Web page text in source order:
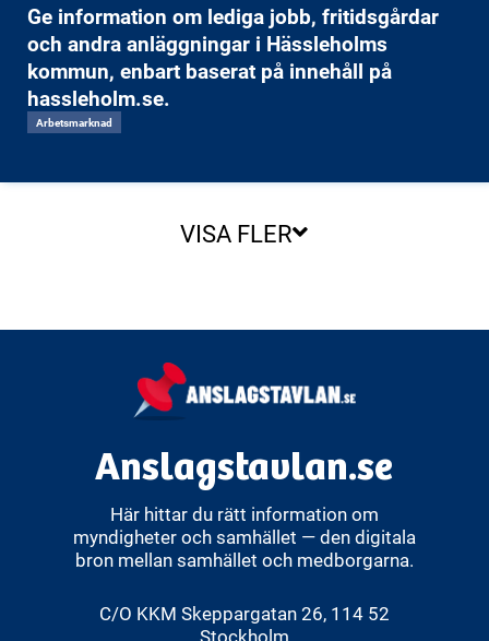
Ge information om lediga jobb, fritidsgårdar
och andra anläggningar i Hässleholms
kommun, enbart baserat på innehåll på
hassleholm.se.
Arbetsmarknad
VISA FLER
Anslagstavlan.se
Här hittar du rätt information om
myndigheter och samhället — den digitala
bron mellan samhället och medborgarna.
C/O KKM Skeppargatan 26, 114 52
Stockholm